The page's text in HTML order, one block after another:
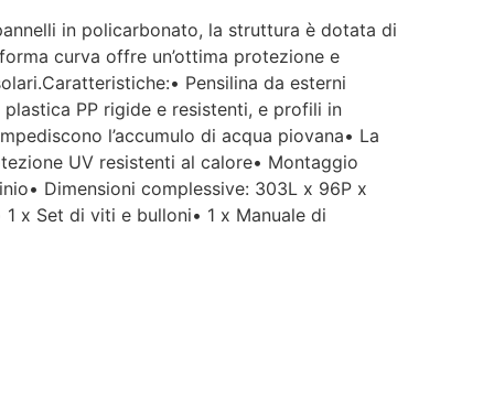
in policarbonato, la struttura è dotata di
curva offre un’ottima protezione e
Pensilina da esterni
PP rigide e resistenti, e profili in
l’accumulo di acqua piovana• La
UV resistenti al calore• Montaggio
Dimensioni complessive: 303L x 96P x
x Set di viti e bulloni• 1 x Manuale di